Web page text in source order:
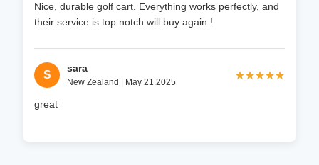
Nice, durable golf cart. Everything works perfectly, and
their service is top notch.will buy again !
S
sara
New Zealand | May 21.2025
★★★★★
★★★★★
great